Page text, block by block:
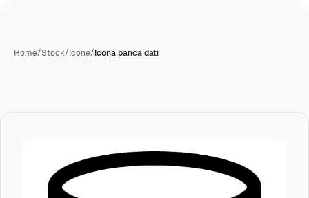
Home/Stock/Icone/Icona banca dati